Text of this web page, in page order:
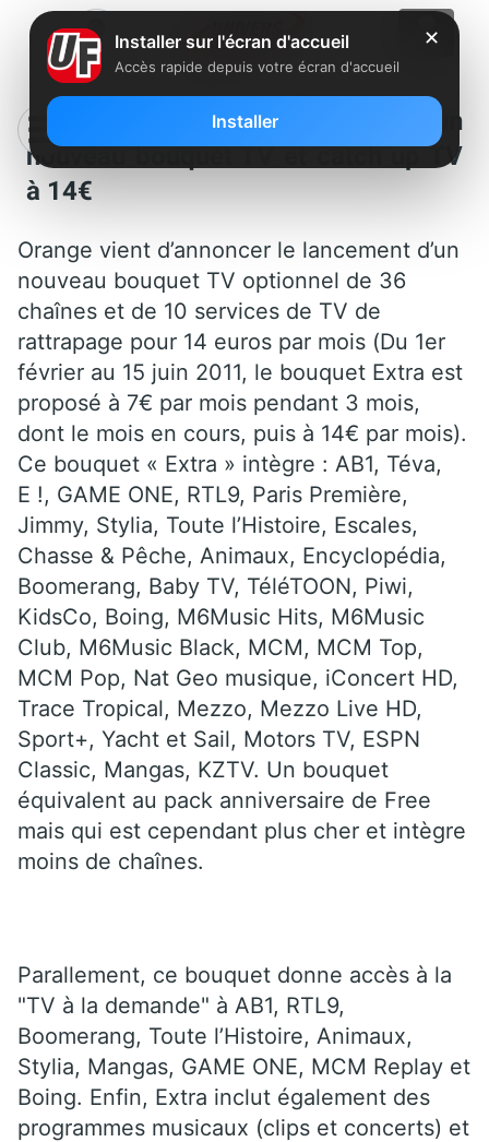
Orange annonce le lancement d’un
nouveau bouquet TV et catch up TV
à 14€
Orange vient d’annoncer le lancement d’un
nouveau bouquet TV optionnel de 36
chaînes et de 10 services de TV de
rattrapage pour 14 euros par mois (Du 1er
février au 15 juin 2011, le bouquet Extra est
proposé à 7€ par mois pendant 3 mois,
dont le mois en cours, puis à 14€ par mois).
Ce bouquet « Extra » intègre : AB1, Téva,
E !, GAME ONE, RTL9, Paris Première,
Jimmy, Stylia, Toute l’Histoire, Escales,
Chasse & Pêche, Animaux, Encyclopédia,
Boomerang, Baby TV, TéléTOON, Piwi,
KidsCo, Boing, M6Music Hits, M6Music
Club, M6Music Black, MCM, MCM Top,
MCM Pop, Nat Geo musique, iConcert HD,
Trace Tropical, Mezzo, Mezzo Live HD,
Sport+, Yacht et Sail, Motors TV, ESPN
Classic, Mangas, KZTV. Un bouquet
équivalent au pack anniversaire de Free
mais qui est cependant plus cher et intègre
moins de chaînes.
Parallement, ce bouquet donne accès à la
"TV à la demande" à AB1, RTL9,
Boomerang, Toute l’Histoire, Animaux,
Stylia, Mangas, GAME ONE, MCM Replay et
Boing. Enfin, Extra inclut également des
programmes musicaux (clips et concerts) et
✕
Installer sur l'écran d'accueil
Accès rapide depuis votre écran d'accueil
Installer